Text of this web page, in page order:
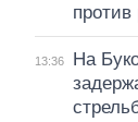
13:36
На